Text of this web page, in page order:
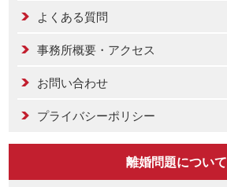
よくある質問
事務所概要・アクセス
お問い合わせ
プライバシーポリシー
離婚問題について